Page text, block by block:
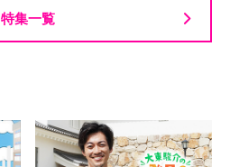
特集一覧